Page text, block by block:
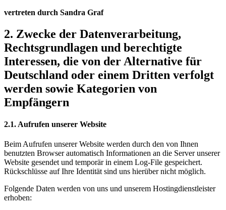
vertreten durch Sandra Graf
2. Zwecke der Datenverarbeitung,
Rechtsgrundlagen und berechtigte
Interessen, die von der Alternative für
Deutschland oder einem Dritten verfolgt
werden sowie Kategorien von
Empfängern
2.1. Aufrufen unserer Website
Beim Aufrufen unserer Website werden durch den von Ihnen
benutzten Browser automatisch Informationen an die Server unserer
Website gesendet und temporär in einem Log-File gespeichert.
Rückschlüsse auf Ihre Identität sind uns hierüber nicht möglich.
Folgende Daten werden von uns und unserem Hostingdienstleister
erhoben: